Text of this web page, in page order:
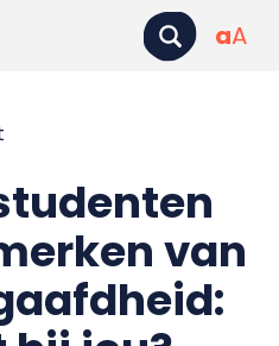
aA
van